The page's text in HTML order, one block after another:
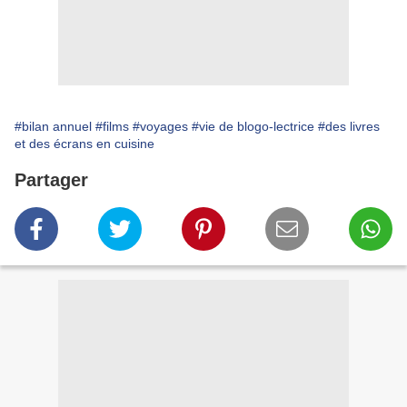
#bilan annuel #films #voyages #vie de blogo-lectrice #des livres
et des écrans en cuisine
Partager